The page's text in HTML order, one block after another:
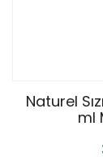
Naturel
ml